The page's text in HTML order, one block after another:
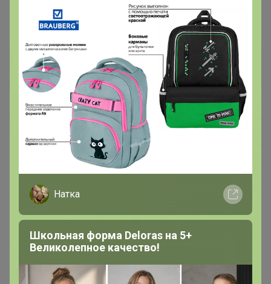
Happy Baby
Организатор СП
23 мая, 2025 12:35
МожнопростоЛёлька , все уехало сегодня утром
Натка
Школьная форма Deloras на 5+
Великолепное качество!